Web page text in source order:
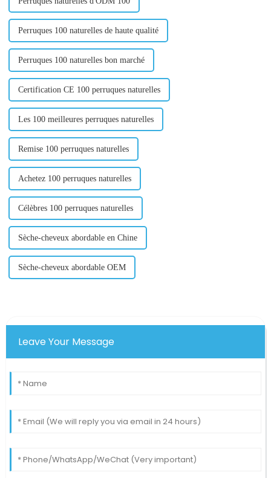
Perruques 100 naturelles de haute qualité
Perruques 100 naturelles bon marché
Certification CE 100 perruques naturelles
Les 100 meilleures perruques naturelles
Remise 100 perruques naturelles
Achetez 100 perruques naturelles
Célèbres 100 perruques naturelles
Sèche-cheveux abordable en Chine
Sèche-cheveux abordable OEM
Leave Your Message